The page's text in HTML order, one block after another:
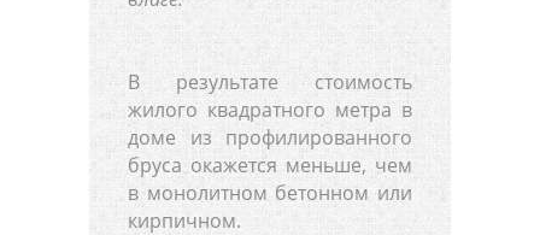
В результате стоимость
жилого квадратного метра в
доме из профилированного
бруса окажется меньше, чем
в монолитном бетонном или
кирпичном.